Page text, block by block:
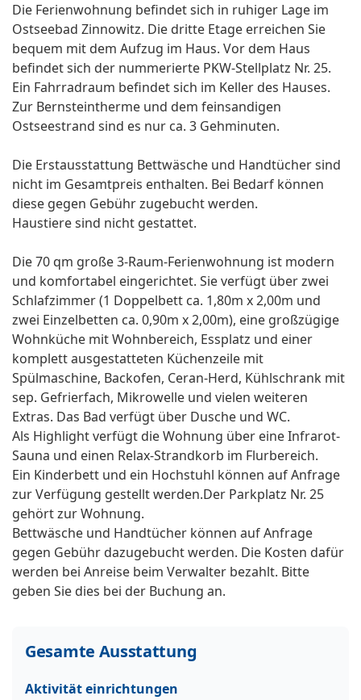
Die Ferienwohnung befindet sich in ruhiger Lage im
Ostseebad Zinnowitz. Die dritte Etage erreichen Sie
bequem mit dem Aufzug im Haus. Vor dem Haus
befindet sich der nummerierte PKW-Stellplatz Nr. 25.
Ein Fahrradraum befindet sich im Keller des Hauses.
Zur Bernsteintherme und dem feinsandigen
Ostseestrand sind es nur ca. 3 Gehminuten.
Die Erstausstattung Bettwäsche und Handtücher sind
nicht im Gesamtpreis enthalten. Bei Bedarf können
diese gegen Gebühr zugebucht werden.
Haustiere sind nicht gestattet.
Die 70 qm große 3-Raum-Ferienwohnung ist modern
und komfortabel eingerichtet. Sie verfügt über zwei
Schlafzimmer (1 Doppelbett ca. 1,80m x 2,00m und
zwei Einzelbetten ca. 0,90m x 2,00m), eine großzügige
Wohnküche mit Wohnbereich, Essplatz und einer
komplett ausgestatteten Küchenzeile mit
Spülmaschine, Backofen, Ceran-Herd, Kühlschrank mit
sep. Gefrierfach, Mikrowelle und vielen weiteren
Extras. Das Bad verfügt über Dusche und WC.
Als Highlight verfügt die Wohnung über eine Infrarot-
Sauna und einen Relax-Strandkorb im Flurbereich.
Ein Kinderbett und ein Hochstuhl können auf Anfrage
zur Verfügung gestellt werden.Der Parkplatz Nr. 25
gehört zur Wohnung.
Bettwäsche und Handtücher können auf Anfrage
gegen Gebühr dazugebucht werden. Die Kosten dafür
werden bei Anreise beim Verwalter bezahlt. Bitte
geben Sie dies bei der Buchung an.
Gesamte Ausstattung
Aktivität einrichtungen